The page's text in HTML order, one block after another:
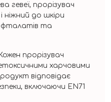
гевеї, прорізувач
ніжний до шкіри
фталатів та
прорізувач
харчовими
відповідає
включаючи EN71